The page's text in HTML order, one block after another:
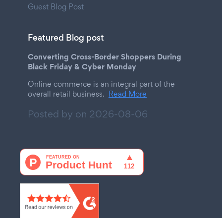
Guest Blog Post
Featured Blog post
Converting Cross-Border Shoppers During
Black Friday & Cyber Monday
Online commerce is an integral part of the
overall retail business. Read More
Posted by on 2026-08-06